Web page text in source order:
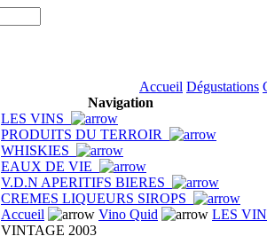
Accueil Dégustations
Navigation
LES VINS
PRODUITS DU TERROIR
WHISKIES
EAUX DE VIE
V.D.N APERITIFS BIERES
CREMES LIQUEURS SIROPS
Accueil
Vino Quid
LES
VINTAGE 2003